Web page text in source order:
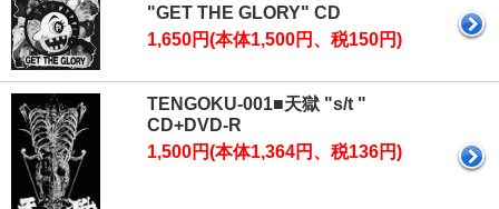
"GET THE GLORY" CD
1,650円(本体1,500円、税150円)
TENGOKU-001■天獄 "s/t "
CD+DVD-R
1,500円(本体1,364円、税136円)